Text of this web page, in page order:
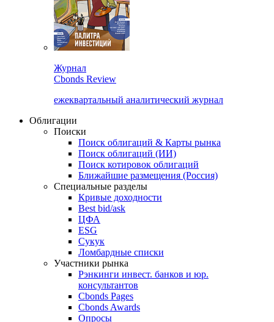
Cbonds Review
ежеквартальный аналитический журнал
Облигации
Поиски
Поиск облигаций & Карты рынка
Поиск облигаций (ИИ)
Поиск котировок облигаций
Ближайшие размещения (Россия)
Специальные разделы
Кривые доходности
Best bid/ask
ЦФА
ESG
Сукук
Ломбардные списки
Участники рынка
Рэнкинги инвест. банков и юр.